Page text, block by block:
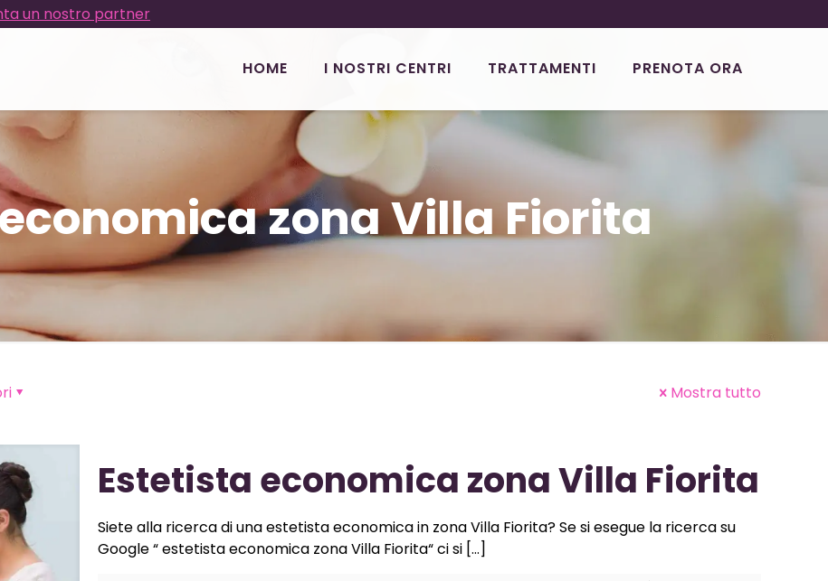
un nostro partner
HOME I NOSTRI CENTRI TRATTAMENTI PRENOTA ORA
zona Villa Fiorita
Mostra tutto
Estetista economica zona Villa Fiorita
Siete alla ricerca di una estetista economica in zona Villa Fiorita? Se si esegue la ricerca su
Google “ estetista economica zona Villa Fiorita“ ci si[…]